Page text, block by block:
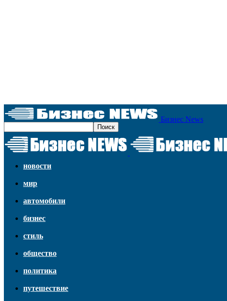
Бизнес News
новости
мир
автомобили
бизнес
стиль
общество
политика
путешествие